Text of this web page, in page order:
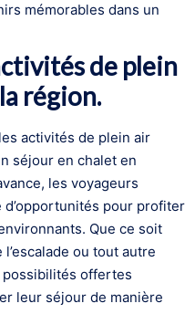
mémorables dans un
de plein
région.
activités de plein air
séjour en chalet en
les voyageurs
pour profiter
Que ce soit
ou tout autre
offertes
leur séjour de manière